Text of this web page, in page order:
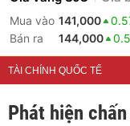
Mua vào 141,000
Bán ra
144,000
TÀI CHÍNH QUỐC TẾ
Phát hiện